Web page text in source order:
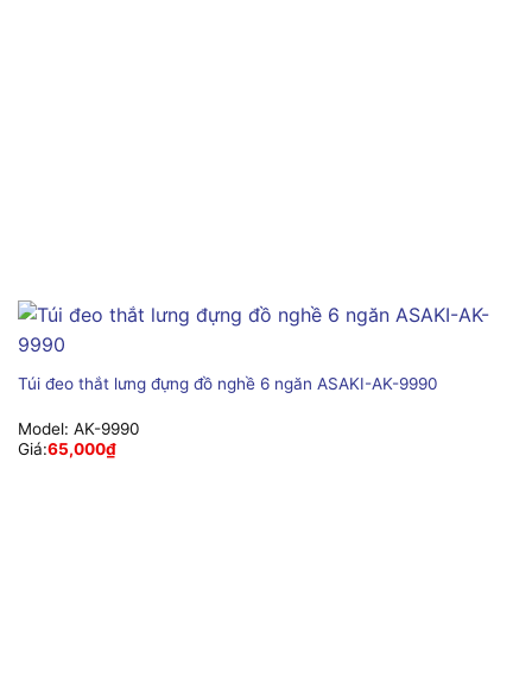
Túi đeo thắt lưng đựng đồ nghề 6 ngăn ASAKI-AK-9990
Model: AK-9990
Giá:65,000₫